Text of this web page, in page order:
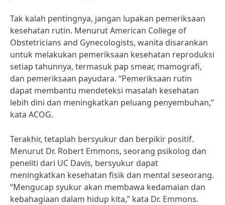
Tak kalah pentingnya, jangan lupakan pemeriksaan
kesehatan rutin. Menurut American College of
Obstetricians and Gynecologists, wanita disarankan
untuk melakukan pemeriksaan kesehatan reproduksi
setiap tahunnya, termasuk pap smear, mamografi,
dan pemeriksaan payudara. “Pemeriksaan rutin
dapat membantu mendeteksi masalah kesehatan
lebih dini dan meningkatkan peluang penyembuhan,”
kata ACOG.
Terakhir, tetaplah bersyukur dan berpikir positif.
Menurut Dr. Robert Emmons, seorang psikolog dan
peneliti dari UC Davis, bersyukur dapat
meningkatkan kesehatan fisik dan mental seseorang.
“Mengucap syukur akan membawa kedamaian dan
kebahagiaan dalam hidup kita,” kata Dr. Emmons.